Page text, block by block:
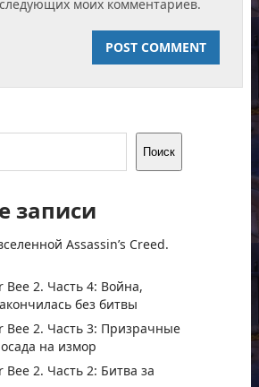
моих комментариев.
Поиск
записи
Assassin’s Creed.
Bee 2. Часть 4: Война,
без битвы
Bee 2. Часть 3: Призрачные
на измор
Bee 2. Часть 2: Битва за